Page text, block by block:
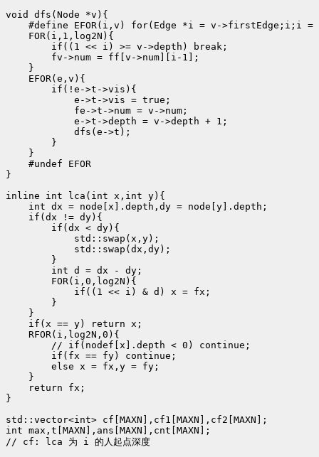
void dfs(Node *v){
#define EFOR(i,v) for(Edge *i = v->firstEdge;i;i =
    FOR(i,1,log2N){
        if((1 << i) >= v->depth) break;
        fv->num = ff[v->num][i-1];
    }
    EFOR(e,v){
        if(!e->t->vis){
            e->t->vis = true;
            fe->t->num = v->num;
            e->t->depth = v->depth + 1;
            dfs(e->t);
        }
    }
    #undef EFOR
}
inline int lca(int x,int y){
    int dx = node[x].depth,dy = node[y].depth;
    if(dx != dy){
        if(dx < dy){
            std::swap(x,y);
            std::swap(dx,dy);
        }
        int d = dx - dy;
        FOR(i,0,log2N){
            if((1 << i) & d) x = fx;
        }
    }
    if(x == y) return x;
    RFOR(i,log2N,0){
        // if(nodef[x].depth < 0) continue;
        if(fx == fy) continue;
        else x = fx,y = fy;
    }
    return fx;
}
std::vector<int> cf[MAXN],cf1[MAXN],cf2[MAXN];
int max,t[MAXN],ans[MAXN],cnt[MAXN];
// cf: lca 为 i 的人起点深度